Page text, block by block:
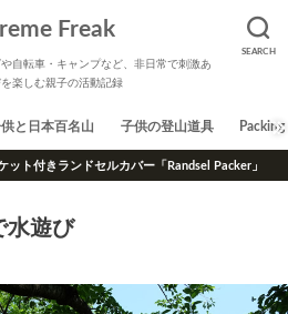
SEARCH
Freak
自転車・キャンプなど、非日常で刺激あ
楽しむ親子の活動記録
と日本百名山 子供の登山道具 Packing
ット付きランドセルカバー「Randsel Packer」
水遊び